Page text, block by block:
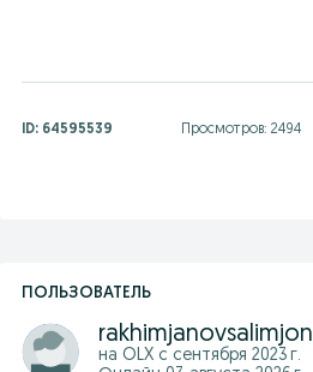
ID: 64595539 Просмотров: 2494
ПОЛЬЗОВАТЕЛЬ
rakhimjanovsalimjon
на OLX с сентября 2023 г.